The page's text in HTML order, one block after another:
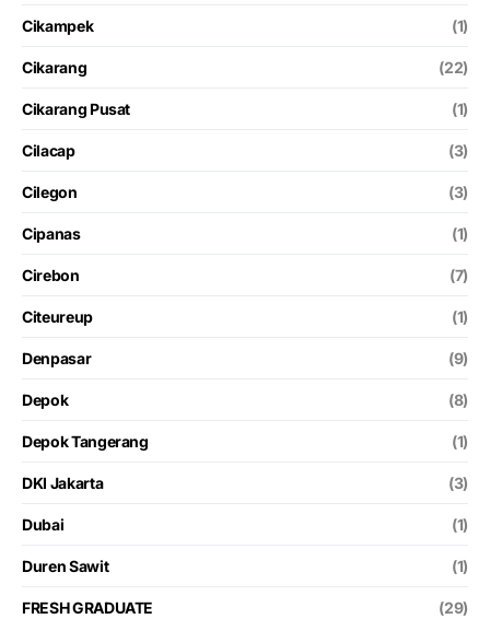
Cikampek (1)
Cikarang (22)
Cikarang Pusat (1)
Cilacap (3)
Cilegon (3)
Cipanas (1)
Cirebon (7)
Citeureup (1)
Denpasar (9)
Depok (8)
Depok Tangerang (1)
DKI Jakarta (3)
Dubai (1)
Duren Sawit (1)
FRESH GRADUATE (29)